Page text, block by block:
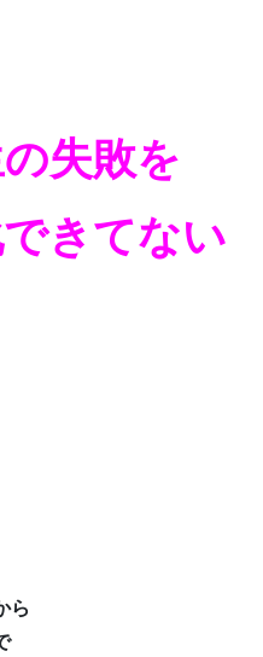
失敗を
きてない
ら